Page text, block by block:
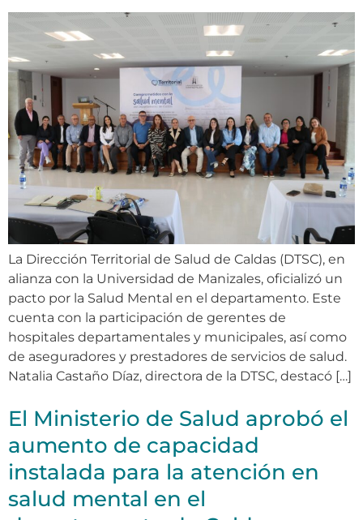
La Dirección Territorial de Salud de Caldas (DTSC), en
alianza con la Universidad de Manizales, oficializó un
pacto por la Salud Mental en el departamento. Este
cuenta con la participación de gerentes de
hospitales departamentales y municipales, así como
de aseguradores y prestadores de servicios de salud.
Natalia Castaño Díaz, directora de la DTSC, destacó […]
El Ministerio de Salud aprobó el
aumento de capacidad
instalada para la atención en
salud mental en el